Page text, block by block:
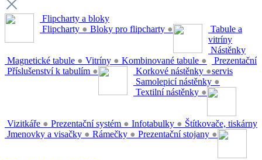
Flipcharty a bloky
Flipcharty ● Bloky pro flipcharty ●
Tabule a
vitríny
Magnetické tabule ● Vitríny ● Kombinované tabule ●
Příslušenství k tabulím ●
Nástěnky
Korkové nástěnky ●
Samolepicí nástěnky ●
Textilní nástěnky ●
Prezentační
servis
Vizitkáře ● Prezentační systém ● Infotabulky ●
Jmenovky a visačky ● Rámečky ● Prezentační stojany ●
Štítkovače, tiskárny